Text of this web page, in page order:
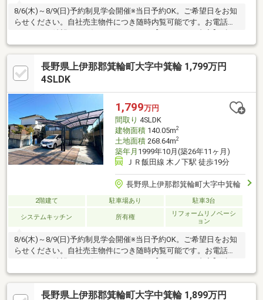
8/6(木)～8/9(日)予約制見学会開催※当日予約OK。ご希望日をお知
らせください。自社売主物件につき随時内覧可能です。お電話か
準シロアリ防除工事、鍵交換●外構・外装駐車場拡張、外壁塗
装、庭木伐採●水回りシステムキッチン交換、ユニットバス交
換、トイレ交換、洗面化粧台交換●内装間取変更、クロス張替
え、畳表替え●その他設備インターホン設置、火災警報器設置、
ーン減税が適用されます。
長野県上伊那郡箕輪町大字中箕輪 1,799万円
4SLDK
1,799万円
間取り 4SLDK
建物面積140.05m2
土地面積268.64m2
築年月 1999年10月(築26年11ヶ月)
ＪＲ飯田線 木ノ下駅 徒歩19分
長野県上伊那郡箕輪町大字中箕輪
2階建て 駐車場あり 駐車3台
システムキッチン 所有権
リフォームリノベーシ
ョン
8/6(木)～8/9(日)予約制見学会開催※当日予約OK。ご希望日をお知
らせください。自社売主物件につき随時内覧可能です。お電話か
メールでご希望日をお知らせください。【リフォーム内容】●標
準シロアリ防除工事、鍵交換、クリーニング●内装間取り変更、
床材上張り、一部クロス張替え、一部LED照明交換、クローゼッ
ト新設【おすすめポイント】・本物件は条件により住宅ローン減
長野県上伊那郡箕輪町大字中箕輪 1,899万円